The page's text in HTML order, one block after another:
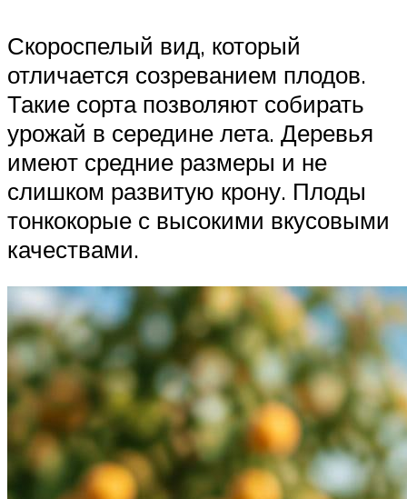
Скороспелый вид, который
отличается созреванием плодов.
Такие сорта позволяют собирать
урожай в середине лета. Деревья
имеют средние размеры и не
слишком развитую крону. Плоды
тонкокорые с высокими вкусовыми
качествами.